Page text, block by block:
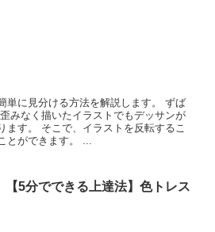
単に見分ける方法を解説します。 ずば
みなく描いたイラストでもデッサンが
ます。 そこで、イラストを反転するこ
とができます。 ...
【5分でできる上達法】色トレス